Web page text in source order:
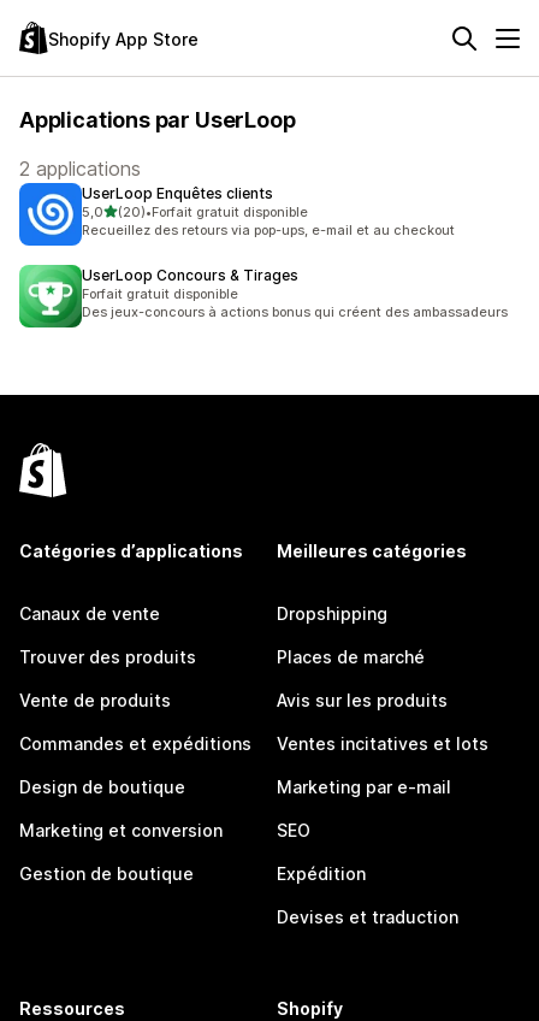
Shopify App Store
Applications par UserLoop
2 applications
UserLoop Enquêtes clients
5,0étoile(s) sur 5
(20)
20 avis au total
•Forfait gratuit disponible
Recueillez des retours via pop-ups, e-mail et au checkout
UserLoop Concours & Tirages
Forfait gratuit disponible
Des jeux-concours à actions bonus qui créent des ambassadeurs
Catégories d’applications
Canaux de vente
Trouver des produits
Vente de produits
Commandes et expéditions
Design de boutique
Marketing et conversion
Gestion de boutique
Meilleures catégories
Dropshipping
Places de marché
Avis sur les produits
Ventes incitatives et lots
Marketing par e-mail
SEO
Expédition
Devises et traduction
Ressources Shopify